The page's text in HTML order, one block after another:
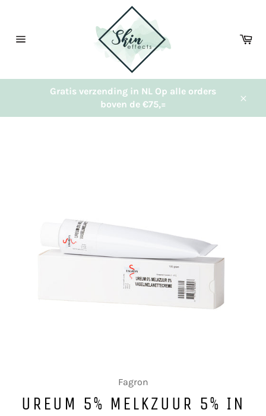
content
Gratis verzending in NL Op alle orders
boven de €75,=
Fagron
UREUM 5% MELKZUUR 5% IN